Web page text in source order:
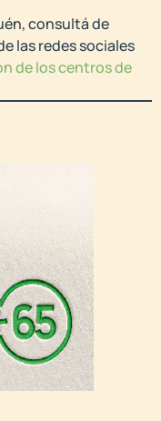
consultá de
las redes sociales
de los centros de